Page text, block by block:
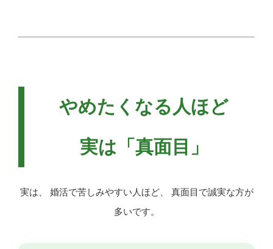
やめたくなる人ほど
実は「真面目」
実は、 婚活で苦しみやすい人ほど、 真面目で誠実な方が
多いです。